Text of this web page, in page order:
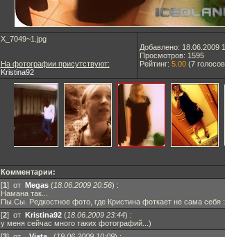
X_7049~1.jpg
На фотографии присутствуют:
Kristina92
Добавлено: 18.06.2009
Просмотров: 1595
Рейтинг: 5.00(7
Комментарии:
[1] от Megas(18.06.2009 20:56) :
Намана так...
Пы.Сы. Редкостное фото, где Кристина фоткает не сама себя
[2] от Kristina92(18.06.2009 23:44) :
у меня сейчас много таких фотографий...)